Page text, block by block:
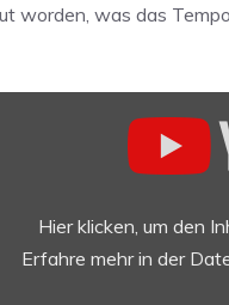
worden, was das
Hier klicken, um den
Erfahre mehr in der